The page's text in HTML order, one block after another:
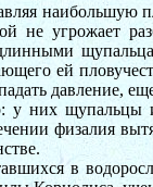
наибольшую
угрожает
ей
давление,
них
физалия
в